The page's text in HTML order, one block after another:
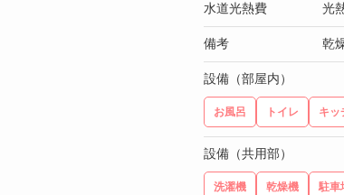
水道光熱費 光
備考 乾
設備（部屋内）
お風呂 トイレ キッ
設備（共用部）
洗濯機 乾燥機 駐車